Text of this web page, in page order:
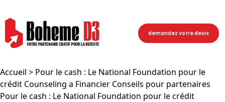
demandez votre devis
Accueil > Pour le cash : Le National Foundation pour le
crédit Counseling a Financier Conseils pour partenaires
Pour le cash : Le National Foundation pour le crédit